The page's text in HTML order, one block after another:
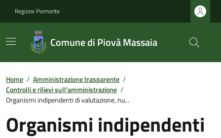
Regione Piemonte
Comune di Piovà Massaia
Home / Amministrazione trasparente /
Controlli e rilievi sull'amministrazione /
Organismi indipendenti di valutazione, nu...
Organismi indipendenti